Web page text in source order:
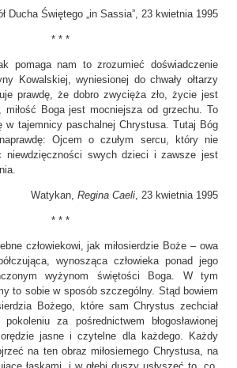
Ducha Świętego „in Sassia”, 23 kwietnia 1995
* * *
pomaga nam to zrozumieć doświadczenie
Kowalskiej, wyniesionej do chwały ołtarzy
prawdę, że dobro zwycięża zło, życie jest
Boga jest mocniejsza od grzechu. To
w tajemnicy paschalnej Chrystusa. Tutaj Bóg
Ojcem o czułym sercu, który nie
niewdzięczności swych dzieci i zawsze jest
Watykan, Regina Caeli, 23 kwietnia 1995
* * *
człowiekowi, jak miłosierdzie Boże – owa
wynosząca człowieka ponad jego
wyżynom świętości Boga. W tym
to sobie w sposób szczególny. Stąd bowiem
Bożego, które sam Chrystus zechciał
za pośrednictwem błogosławionej
jasne i czytelne dla każdego. Każdy
na ten obraz miłosiernego Chrystusa, na